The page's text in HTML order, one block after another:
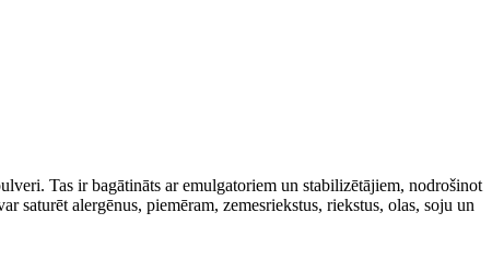
Tas ir bagātināts ar emulgatoriem un stabilizētājiem, nodrošinot
saturēt alergēnus, piemēram, zemesriekstus, riekstus, olas, soju un